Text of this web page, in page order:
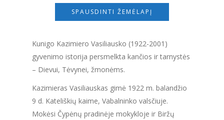
SPAUSDINTI ŽEMĖLAPĮ
Kunigo Kazimiero Vasiliausko (1922-2001)
gyvenimo istorija persmelkta kančios ir tarnystės
– Dievui, Tėvynei, žmonėms.
Kazimieras Vasiliauskas gimė 1922 m. balandžio
9 d. Kateliškių kaime, Vabalninko valsčiuje.
Mokėsi Čypėnų pradinėje mokykloje ir Biržų